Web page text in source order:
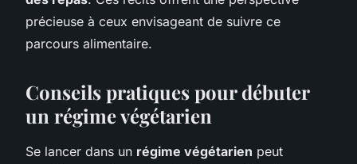
précieuse à ceux envisageant de suivre ce
parcours alimentaire.
Conseils pratiques pour débuter
un régime végétarien
Se lancer dans un régime végétarien peut